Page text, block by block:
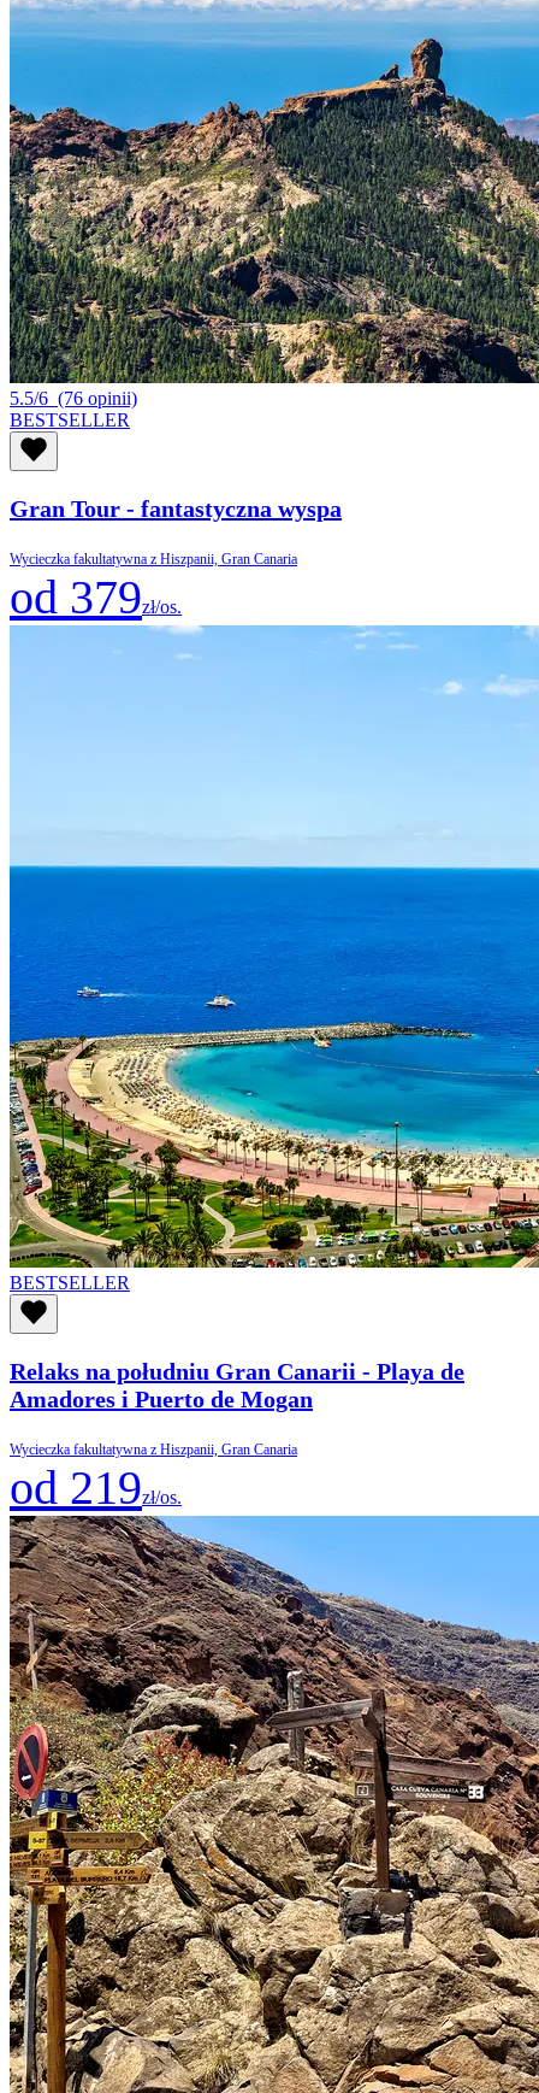
5.5/6 (76 opinii)
BESTSELLER
Gran Tour - fantastyczna wyspa
Wycieczka fakultatywna z Hiszpanii, Gran Canaria
od 379zł/os.
BESTSELLER
Relaks na południu Gran Canarii - Playa de
Amadores i Puerto de Mogan
Wycieczka fakultatywna z Hiszpanii, Gran Canaria
od 219zł/os.